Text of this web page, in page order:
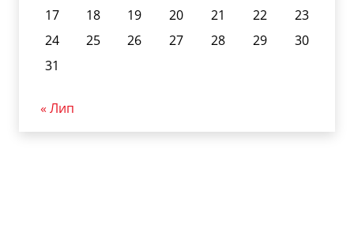
17
18 19 20 21 22
23
24
25 26 27 28 29
30
31
« Лип